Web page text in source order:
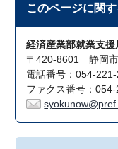
このページに関
経済産業部就業支
〒420-8601 静岡
電話番号：054-221-
ファクス番号：